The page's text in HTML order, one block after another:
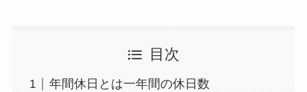
目次
年間休日とは一年間の休日数